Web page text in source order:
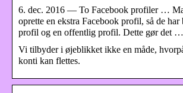
6. dec. 2016 — To Facebook profiler …
oprette en ekstra Facebook profil, så de har
profil og en offentlig profil. Dette gør det …
Vi tilbyder i øjeblikket ikke en måde,
konti kan flettes.